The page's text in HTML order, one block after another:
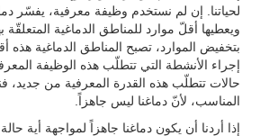
لحياتنا. إن لم نستخدم وظيفة معرفية، يفسّر
ويعطيها أقلّ موارد للمناطق الدماغية المتعلقّة
بتخفيض الموارد، تصبح المناطق الدماغية
إجراء الأنشطة التي تتطلّب هذه الوظيفة
حالات تتطلّب هذه القدرة المعرفية من جديد،
المناسب، لأنّ دماغنا ليس جاهزاً.
إذا أردنا أن يكون دماغنا جاهزاً لمواجهة أية